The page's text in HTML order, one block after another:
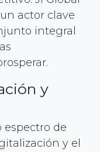
actor clave
integral
y
espectro de
y el